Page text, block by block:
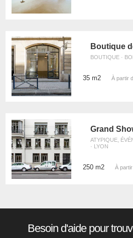
BOUTIQUE ·
35 m2 À partir
ATYPIQUE,
· LYON
250 m2 À
Besoin d'aide pour